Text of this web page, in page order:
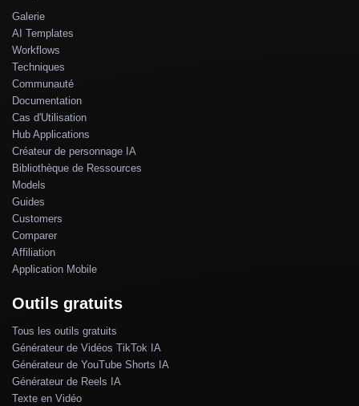
Galerie
AI Templates
Workflows
Techniques
Communauté
Documentation
Cas d'Utilisation
Hub Applications
Créateur de personnage IA
Bibliothèque de Ressources
Models
Guides
Customers
Comparer
Affiliation
Application Mobile
Outils gratuits
Tous les outils gratuits
Générateur de Vidéos TikTok IA
Générateur de YouTube Shorts IA
Générateur de Reels IA
Texte en Vidéo